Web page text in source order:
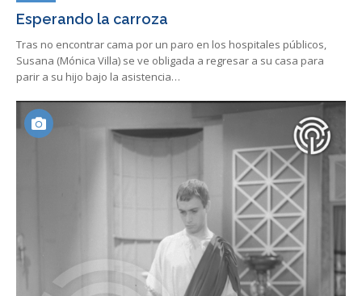
Esperando la carroza
Tras no encontrar cama por un paro en los hospitales públicos,
Susana (Mónica Villa) se ve obligada a regresar a su casa para
parir a su hijo bajo la asistencia…